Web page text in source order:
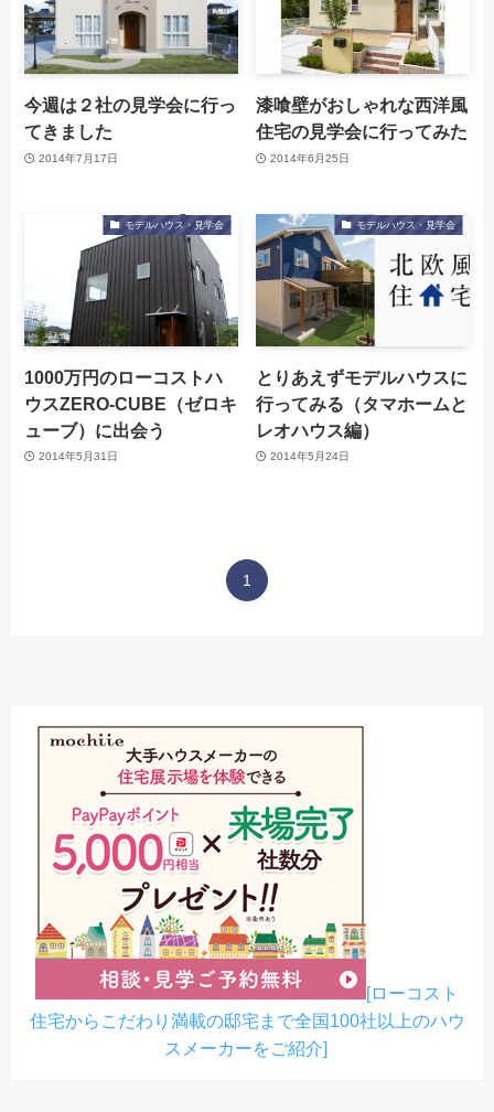
今週は２社の見学会に行っ
てきました
2014年7月17日
漆喰壁がおしゃれな西洋風
住宅の見学会に行ってみた
2014年6月25日
モデルハウス・見学会
1000万円のローコストハ
ウスZERO-CUBE（ゼロキ
ューブ）に出会う
2014年5月31日
モデルハウス・見学会
とりあえずモデルハウスに
行ってみる（タマホームと
レオハウス編）
2014年5月24日
1
[ローコスト
住宅からこだわり満載の邸宅まで全国100社以上のハウ
スメーカーをご紹介]